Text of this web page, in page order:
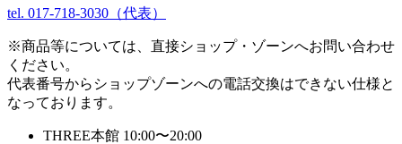
tel. 017-718-3030（代表）
※商品等については、直接ショップ・ゾーンへお問い合わせ
ください。
代表番号からショップゾーンへの電話交換はできない仕様と
なっております。
THREE本館 10:00〜20:00